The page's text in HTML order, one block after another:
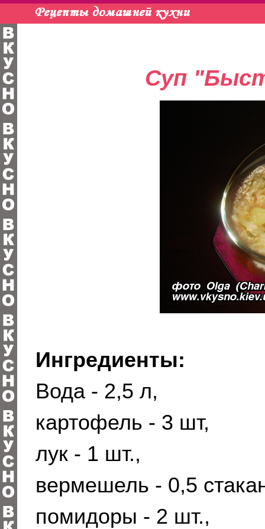
Суп
Ингредиенты:
Вода - 2,5 л,
картофель - 3 шт,
лук - 1 шт.,
вермешель - 0,5
помидоры - 2 шт.,